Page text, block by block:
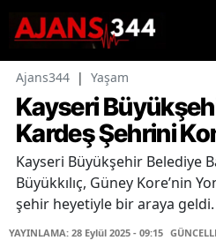
Ajans344 | Yaşam
Kayseri
Kardeş Şehrini
Kayseri Büyükşehir Belediye
Büyükkılıç, Güney Kore’nin
şehir heyetiyle bir araya geldi.
YAYINLAMA: 28 Eylül 2025 - 09:15